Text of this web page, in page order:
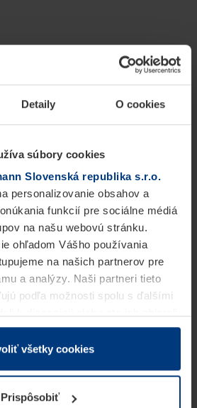
Detaily O cookies
súbory cookies
Slovenská republika s.r.o.
personalizovanie obsahov a
funkcií pre sociálne médiá
na našu webovú stránku.
ohľadom Vášho používania
na našich partnerov pre
a analýzy. Naši partneri tieto
podľa možnosti spolu s ďalšími
služieb.
cookies ukladať na Vašom
Pre všetky ostatné typy cookie
Vaše povolenie môžete
všetky cookies
Prispôsobiť